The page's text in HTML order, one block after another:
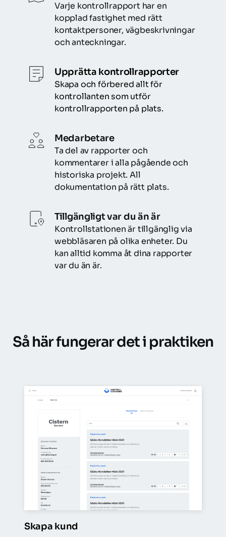
Varje kontrollrapport har en
kopplad fastighet med rätt
kontaktpersoner, vägbeskrivningar
och anteckningar.
Upprätta kontrollrapporter
Skapa och förbered allt för
kontrollanten som utför
kontrollrapporten på plats.
Medarbetare
Ta del av rapporter och
kommentarer i alla pågående och
historiska projekt. All
dokumentation på rätt plats.
Tillgängligt var du än är
Kontrollstationen är tillgänglig via
webbläsaren på olika enheter. Du
kan alltid komma åt dina rapporter
var du än är.
Så här fungerar det i praktiken
Skapa kund